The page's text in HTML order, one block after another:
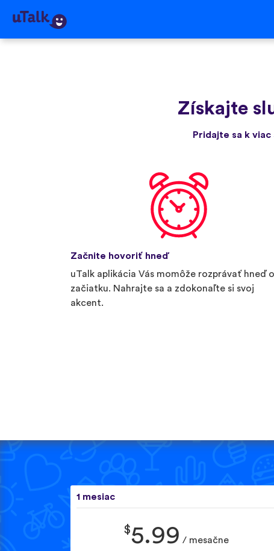
Získajte
Pridajte sa k
Začnite hovoriť hneď
uTalk aplikácia Vás momôže rozprávať hneď
začiatku. Nahrajte sa a zdokonaľte si svoj
akcent.
1 mesiac
$5.99 / mesačne